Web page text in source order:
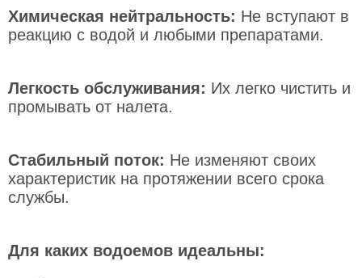
Химическая нейтральность: Не вступают в
реакцию с водой и любыми препаратами.
Легкость обслуживания: Их легко чистить и
промывать от налета.
Стабильный поток: Не изменяют своих
характеристик на протяжении всего срока
службы.
Для каких водоемов идеальны: